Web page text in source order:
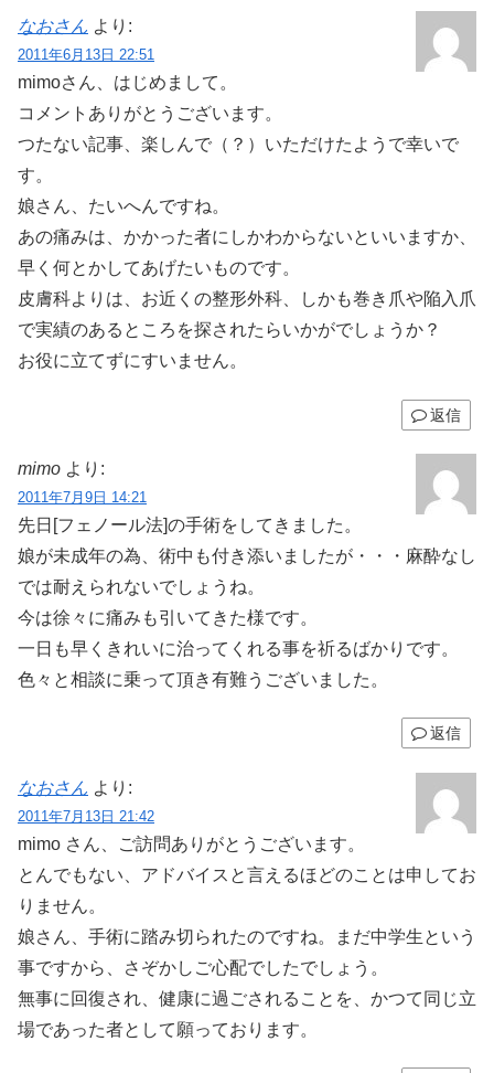
なおさん より:
2011年6月13日 22:51
mimoさん、はじめまして。
コメントありがとうございます。
つたない記事、楽しんで（？）いただけたようで幸いで
す。
娘さん、たいへんですね。
あの痛みは、かかった者にしかわからないといいますか、
早く何とかしてあげたいものです。
皮膚科よりは、お近くの整形外科、しかも巻き爪や陥入爪
で実績のあるところを探されたらいかがでしょうか？
お役に立てずにすいません。
返信
mimo より:
2011年7月9日 14:21
先日[フェノール法]の手術をしてきました。
娘が未成年の為、術中も付き添いましたが・・・麻酔なし
では耐えられないでしょうね。
今は徐々に痛みも引いてきた様です。
一日も早くきれいに治ってくれる事を祈るばかりです。
色々と相談に乗って頂き有難うございました。
返信
なおさん より:
2011年7月13日 21:42
mimo さん、ご訪問ありがとうございます。
とんでもない、アドバイスと言えるほどのことは申してお
りません。
娘さん、手術に踏み切られたのですね。まだ中学生という
事ですから、さぞかしご心配でしたでしょう。
無事に回復され、健康に過ごされることを、かつて同じ立
場であった者として願っております。